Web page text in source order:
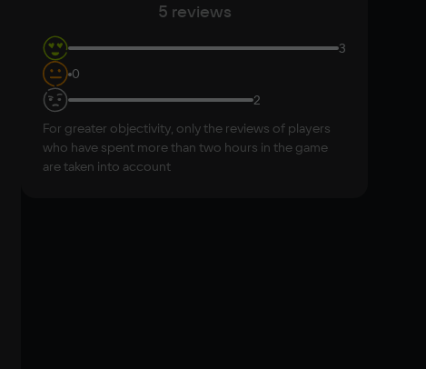
5 reviews
3
0
2
For greater objectivity, only the reviews of players
who have spent more than two hours in the game
are taken into account